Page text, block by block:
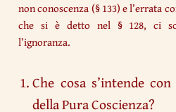
non conoscenza (§ 133) e l’errata
che si è detto nel § 128, ci
l’ignoranza.
Che cosa s’intende
della Pura Coscienza?